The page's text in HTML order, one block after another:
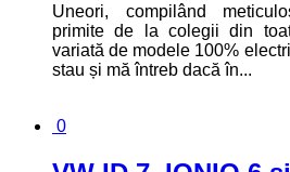
Uneori, compilând
primite de la colegii din
variată de modele 100%
stau și mă întreb dacă în...
0